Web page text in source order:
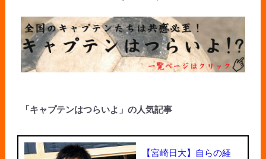
「キャプテンはつらいよ」の人気記事
【宮崎日大】自らの経